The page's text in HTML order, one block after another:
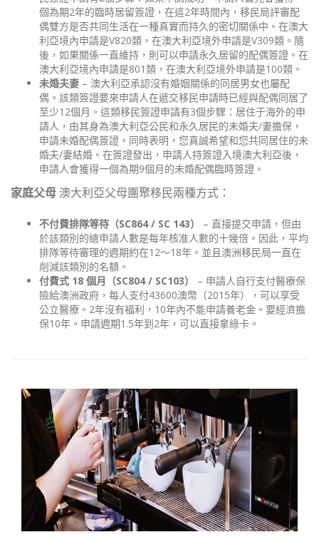
個為期2年的臨時居留簽證，在這2年時間內，移民局評審配
偶雙方是否共同生活在一種真實而持久的密切關係中。在澳大
利亞境內申請是V820類，在澳大利亞境外申請是V309類。隨
後，如果關係一直維持，則可以申請永久居留的配偶簽證。在
澳大利亞境內申請是801類，在澳大利亞境外申請是100類。
未婚夫妻 – 澳大利亞承認沒有婚姻關係的同居男女也屬配
偶。該類簽證要來申請人在遞交移民申請時已經與配偶同居了
至少12個月。這類移民簽證申請有3個步驟：居住于海外的申
請人，由其身為澳大利亞公民和永久居民的未婚夫/妻擔保，
申請未婚配偶簽證。同時表明，您真誠希望和您共同居住的未
婚夫/妻結婚。在簽證發出，申請人持簽證入境澳大利亞後，
申請人會獲得一個為期9個月的未婚配偶臨時簽證。
家庭父母 澳大利亞父母團聚移民兩種方式：
不付費排隊等待（SC864 / SC 143）
– 直接提交申請，但由
於該類別的總申請人數是每年核准人數的十幾倍。因此，平均
排隊等待審理的週期約在12～18年。並且澳洲移民局一直在
削減該類別的名額。
付費式 18 個月（SC804 / SC103）
– 申請人自行支付醫療保
險給澳洲政府，每人支付43600澳幣（2015年），可以享受
公立醫療。2年沒有福利，10年內不能申請養老金。要經濟擔
保10年。申請週期1.5年到2年，可以直接拿綠卡。